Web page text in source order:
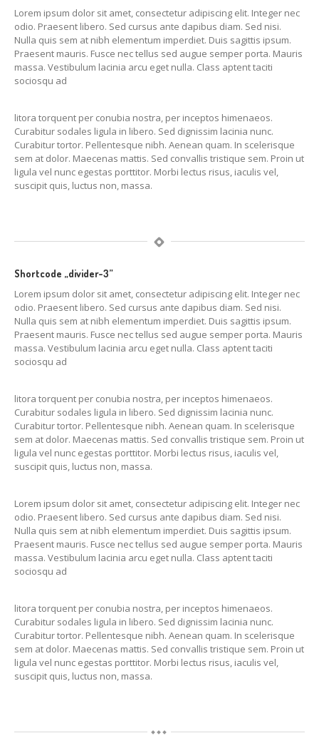
Lorem ipsum dolor sit amet, consectetur adipiscing elit. Integer nec
odio. Praesent libero. Sed cursus ante dapibus diam. Sed nisi.
Nulla quis sem at nibh elementum imperdiet. Duis sagittis ipsum.
Praesent mauris. Fusce nec tellus sed augue semper porta. Mauris
massa. Vestibulum lacinia arcu eget nulla. Class aptent taciti
sociosqu ad
litora torquent per conubia nostra, per inceptos himenaeos.
Curabitur sodales ligula in libero. Sed dignissim lacinia nunc.
Curabitur tortor. Pellentesque nibh. Aenean quam. In scelerisque
sem at dolor. Maecenas mattis. Sed convallis tristique sem. Proin ut
ligula vel nunc egestas porttitor. Morbi lectus risus, iaculis vel,
suscipit quis, luctus non, massa.
Shortcode „divider-3”
Lorem ipsum dolor sit amet, consectetur adipiscing elit. Integer nec
odio. Praesent libero. Sed cursus ante dapibus diam. Sed nisi.
Nulla quis sem at nibh elementum imperdiet. Duis sagittis ipsum.
Praesent mauris. Fusce nec tellus sed augue semper porta. Mauris
massa. Vestibulum lacinia arcu eget nulla. Class aptent taciti
sociosqu ad
litora torquent per conubia nostra, per inceptos himenaeos.
Curabitur sodales ligula in libero. Sed dignissim lacinia nunc.
Curabitur tortor. Pellentesque nibh. Aenean quam. In scelerisque
sem at dolor. Maecenas mattis. Sed convallis tristique sem. Proin ut
ligula vel nunc egestas porttitor. Morbi lectus risus, iaculis vel,
suscipit quis, luctus non, massa.
Lorem ipsum dolor sit amet, consectetur adipiscing elit. Integer nec
odio. Praesent libero. Sed cursus ante dapibus diam. Sed nisi.
Nulla quis sem at nibh elementum imperdiet. Duis sagittis ipsum.
Praesent mauris. Fusce nec tellus sed augue semper porta. Mauris
massa. Vestibulum lacinia arcu eget nulla. Class aptent taciti
sociosqu ad
litora torquent per conubia nostra, per inceptos himenaeos.
Curabitur sodales ligula in libero. Sed dignissim lacinia nunc.
Curabitur tortor. Pellentesque nibh. Aenean quam. In scelerisque
sem at dolor. Maecenas mattis. Sed convallis tristique sem. Proin ut
ligula vel nunc egestas porttitor. Morbi lectus risus, iaculis vel,
suscipit quis, luctus non, massa.